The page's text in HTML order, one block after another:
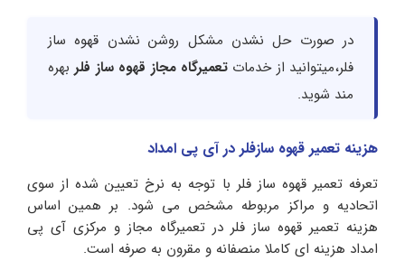
در صورت حل نشدن مشکل روشن نشدن قهوه ساز
فلر،میتوانید از خدماتتعمیرگاه مجاز قهوه ساز فلربهره
مند شوید.
هزینه تعمیر قهوه سازفلر در آی پی امداد
تعرفه تعمیر قهوه ساز فلر با توجه به نرخ تعیین شده از سوی
اتحادیه و مراکز مربوطه مشخص می شود. بر همین اساس
هزینه تعمیر قهوه ساز فلر در تعمیرگاه مجاز و مرکزی آی پی
امداد هزینه ای کاملا منصفانه و مقرون به صرفه است.